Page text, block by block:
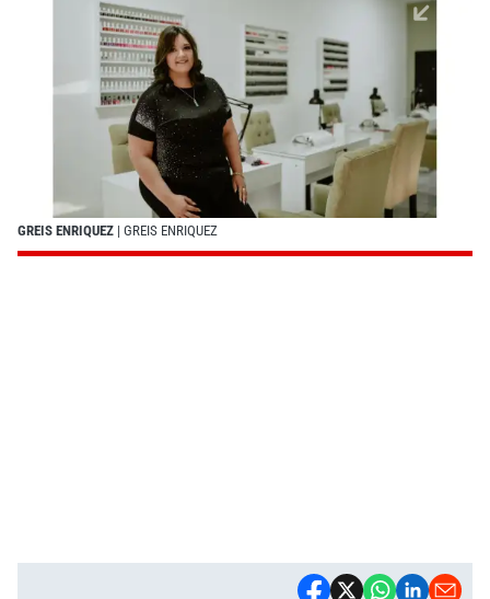
GREIS ENRIQUEZ | GREIS ENRIQUEZ